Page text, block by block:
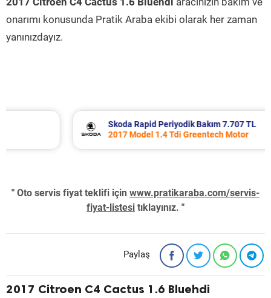
onarımı konusunda Pratik Araba ekibi olarak her zaman
yanınızdayız.
Skoda Rapid Periyodik Bakım 7.707 TL
2017 Model 1.4 Tdi Greentech Motor
" Oto servis fiyat teklifi için www.pratikaraba.com/servis-
fiyat-listesi tıklayınız. "
Paylaş
2017 Citroen C4 Cactus 1.6 Bluehdi